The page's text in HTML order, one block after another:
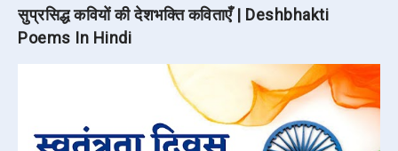
सुप्रसिद्ध कवियों की देशभक्ति कविताएँ | Deshbhakti
Poems In Hindi